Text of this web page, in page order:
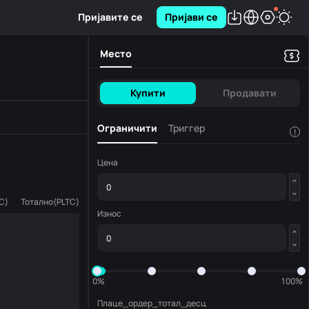
Пријавите се Пријави се
) Тотално(PLTC)
Место
Купити Продавати
Ограничити Триггер !
Цена
Износ
0%
100%
Плаце_ордер_тотал_десц